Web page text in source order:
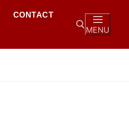
CONTACT
MENU